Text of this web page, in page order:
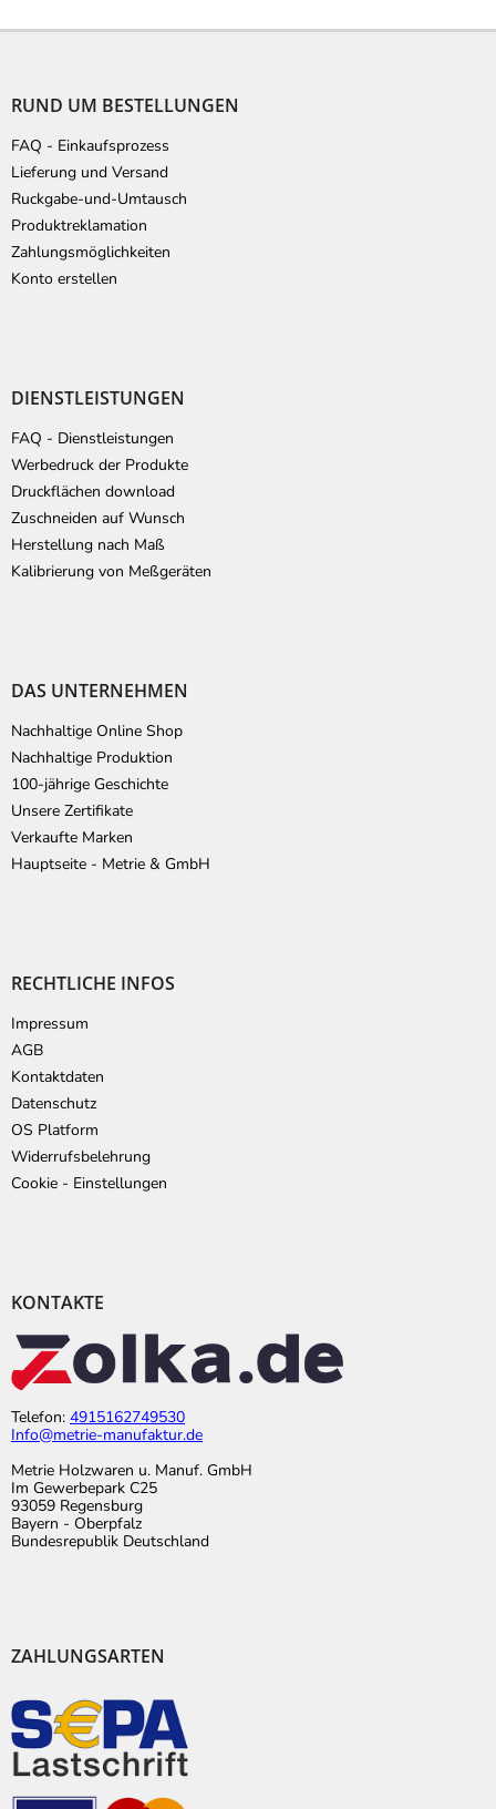
F
RUND UM BESTELLUNGEN
FAQ - Einkaufsprozess
Lieferung und Versand
Ruckgabe-und-Umtausch
Produktreklamation
Zahlungsmöglichkeiten
Konto erstellen
DIENSTLEISTUNGEN
FAQ - Dienstleistungen
Werbedruck der Produkte
Druckflächen download
Zuschneiden auf Wunsch
Herstellung nach Maß
Kalibrierung von Meßgeräten
DAS UNTERNEHMEN
Nachhaltige Online Shop
Nachhaltige Produktion
100-jährige Geschichte
Unsere Zertifikate
Verkaufte Marken
Hauptseite - Metrie & GmbH
RECHTLICHE INFOS
Impressum
AGB
Kontaktdaten
Datenschutz
OS Platform
Widerrufsbelehrung
Cookie - Einstellungen
KONTAKTE
Telefon: 4915162749530
Info@metrie-manufaktur.de
Metrie Holzwaren u. Manuf. GmbH
Im Gewerbepark C25
93059 Regensburg
Bayern - Oberpfalz
Bundesrepublik Deutschland
ZAHLUNGSARTEN